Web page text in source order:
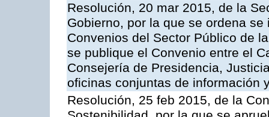
Resolución, 20 mar 2015, de la
Gobierno, por la que se ordena
Convenios del Sector Público de
se publique el Convenio entre el
Consejería de Presidencia,
oficinas conjuntas de información
Resolución, 25 feb 2015, de la